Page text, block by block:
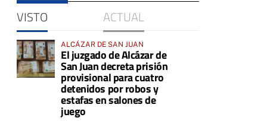
VISTO ACTUAL
ALCÁZAR DE SAN JUAN
El juzgado de Alcázar de
San Juan decreta prisión
provisional para cuatro
detenidos por robos y
estafas en salones de
juego